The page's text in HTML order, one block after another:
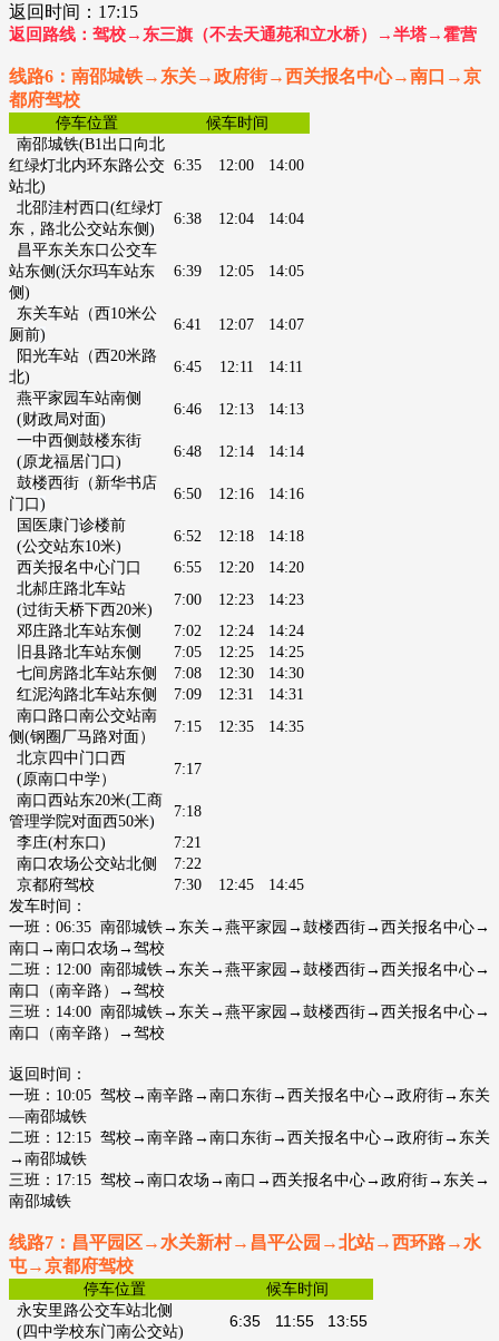
返回时间：17:15
返回路线：驾校→东三旗（不去天通苑和立水桥）→半塔→霍营
线路6：南邵城铁→东关→政府街→西关报名中心→南口→京
都府驾校
停车位置
候车时间
南邵城铁(B1出口向北
红绿灯北内环东路公交
站北)
6:35 12:00 14:00
北邵洼村西口(红绿灯
东， 路北公交站东侧 )
6:38 12:04
14:04
昌平东关东口公交车
站东侧 (沃尔玛车站东
侧 )
6:39 12:05 14:05
东关车站（西10米公
厕前)
6:41 12:07
14:07
阳光车站（西20米路
北)
6:45 12:11
14:11
燕平家园车站南侧
(财政局对面)
6:46 12:13
14:13
一中西侧鼓楼东街
(原龙福居门口)
6:48 12:14
14:14
鼓楼西街（新华书店
门口)
6:50 12:16
14:16
国医康门诊楼前
(公交站东10米)
6:52 12:18
14:18
西关报名中心门口
6:55 12:20
14:20
北郝庄路北车站
(过街天桥下西20米)
7:00 12:23
14:23
邓庄路北车站东侧
7:02 12:24
14:24
旧县路北车站东侧
7:05 12:25
14:25
七间房路北车站东侧
7:08 12:30
14:30
红泥沟路北车站东侧
7:09 12:31
14:31
南口路口南公交站南
侧 (钢圈厂马路对面）
7:15 12:35
14:35
北京四中门口西
(原南口中学）
7:17
南口西站东20米(工商
管理学院对面西50米)
7:18
李庄(村东口)
7:21
南口农场公交站北侧
7:22
京都府驾校
7:30 12:45
14:45
发车时间：
一班：06:35 南邵城铁→东关→燕平家园→鼓楼西街→西关报名中心→
南口→南口农场→驾校
二班：12:00 南邵城铁→东关→燕平家园→鼓楼西街→西关报名中心→
南口（南辛路）→驾校
三班：14:00 南邵城铁→东关→燕平家园→鼓楼西街→西关报名中心→
南口（南辛路）→驾校
返回时间：
一班：10:05 驾校→南辛路→南口东街→西关报名中心→政府街→东关
—南邵城铁
二班：12:15 驾校→南辛路→南口东街→西关报名中心→政府街→东关
→南邵城铁
三班：17:15 驾校→南口农场→南口→西关报名中心→政府街→东关→
南邵城铁
线路7：昌平园区→水关新村→昌平公园→北站→西环路→水
屯→京都府驾校
停车位置
候车时间
永安里路公交车站北侧
(四中学校东门南公交站)
6:35 11:55 13:55